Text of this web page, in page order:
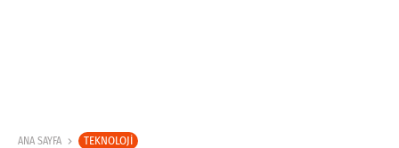
ANA SAYFA TEKNOLOJI